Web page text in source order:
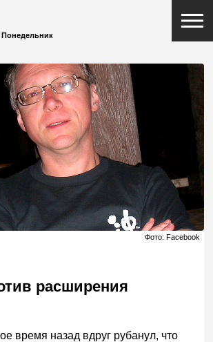
Понедельник
Фото: Facebook
расширения
время назад вдруг рубанул, что